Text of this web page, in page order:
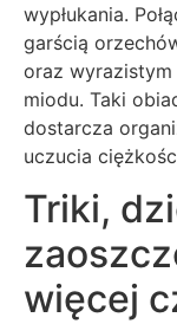
wypłukania.
garścią
oraz wyrazistym
miodu. Taki
dostarcza
uczucia
Triki,
więcej